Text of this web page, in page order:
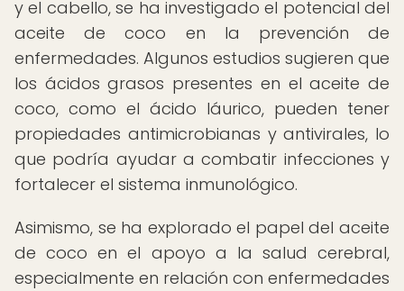
y el cabello, se ha investigado el potencial del
aceite de coco en la prevención de
enfermedades. Algunos estudios sugieren que
los ácidos grasos presentes en el aceite de
coco, como el ácido láurico, pueden tener
propiedades antimicrobianas y antivirales, lo
que podría ayudar a combatir infecciones y
fortalecer el sistema inmunológico.
Asimismo, se ha explorado el papel del aceite
de coco en el apoyo a la salud cerebral,
especialmente en relación con enfermedades